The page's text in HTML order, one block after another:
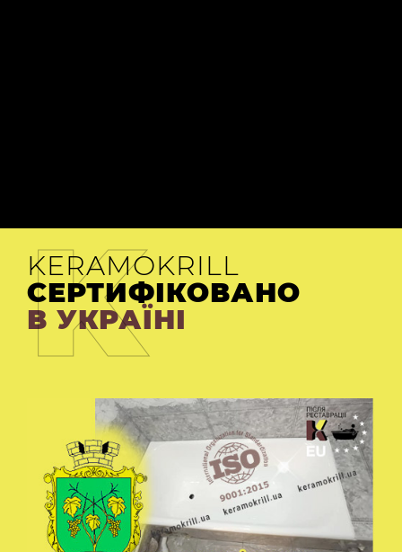
K
KERAMOKRILL
СЕРТИФІКОВАНО
В УКРАЇНІ